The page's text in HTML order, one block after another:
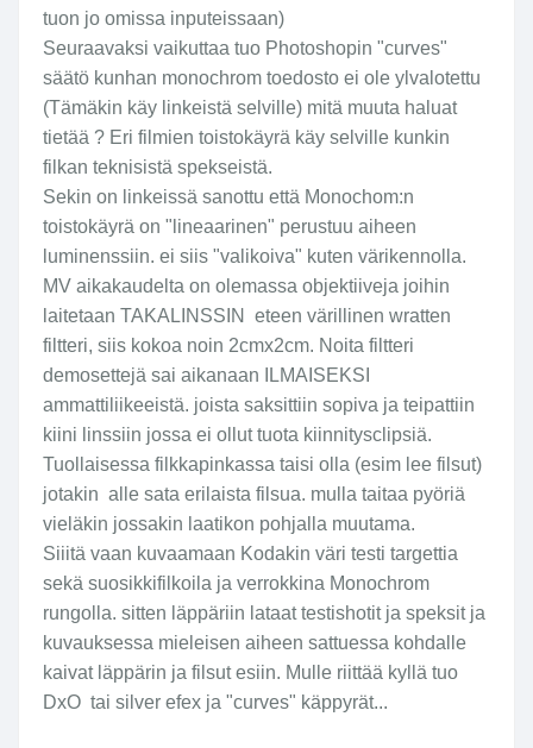
tuon jo omissa inputeissaan)
Seuraavaksi vaikuttaa tuo Photoshopin "curves"
säätö kunhan monochrom toedosto ei ole ylvalotettu
(Tämäkin käy linkeistä selville) mitä muuta haluat
tietää ? Eri filmien toistokäyrä käy selville kunkin
filkan teknisistä spekseistä.
Sekin on linkeissä sanottu että Monochom:n
toistokäyrä on "lineaarinen" perustuu aiheen
luminenssiin. ei siis "valikoiva" kuten värikennolla.
MV aikakaudelta on olemassa objektiiveja joihin
laitetaan TAKALINSSIN eteen värillinen wratten
filtteri, siis kokoa noin 2cmx2cm. Noita filtteri
demosettejä sai aikanaan ILMAISEKSI
ammattiliikeeistä. joista saksittiin sopiva ja teipattiin
kiini linssiin jossa ei ollut tuota kiinnitysclipsiä.
Tuollaisessa filkkapinkassa taisi olla (esim lee filsut)
jotakin alle sata erilaista filsua. mulla taitaa pyöriä
vieläkin jossakin laatikon pohjalla muutama.
Siiitä vaan kuvaamaan Kodakin väri testi targettia
sekä suosikkifilkoila ja verrokkina Monochrom
rungolla. sitten läppäriin lataat testishotit ja speksit ja
kuvauksessa mieleisen aiheen sattuessa kohdalle
kaivat läppärin ja filsut esiin. Mulle riittää kyllä tuo
DxO tai silver efex ja "curves" käppyrät...